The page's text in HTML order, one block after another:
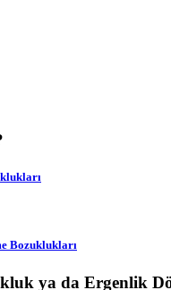
Bozuklukları
ya da Ergenlik